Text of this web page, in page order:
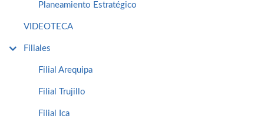
Planeamiento Estratégico
VIDEOTECA
Filiales
Filial Arequipa
Filial Trujillo
Filial Ica